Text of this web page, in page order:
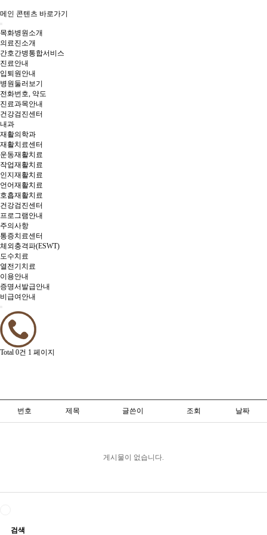
메인 콘텐츠 바로가기
목화병원소개
의료진소개
간호간병통합서비스
진료안내
입퇴원안내
병원둘러보기
전화번호, 약도
진료과목안내
건강검진센터
내과
재활의학과
재활치료센터
운동재활치료
작업재활치료
인지재활치료
언어재활치료
호흡재활치료
건강검진센터
프로그램안내
주의사항
통증치료센터
체외충격파(ESWT)
도수치료
열전기치료
이용안내
증명서발급안내
비급여안내
Total 0건 1 페이지
번호 제목 글쓴이 조회 날짜
게시물이 없습니다.
검색